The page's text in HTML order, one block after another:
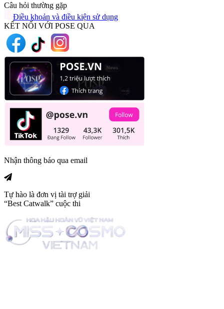
Câu hỏi thường gặp
Điều khoản và điều kiện sử dụng
KẾT NỐI VỚI POSE QUA
Nhận thông báo qua email
Tự hào là đơn vị tài trợ giải
“Best Catwalk” cuộc thi